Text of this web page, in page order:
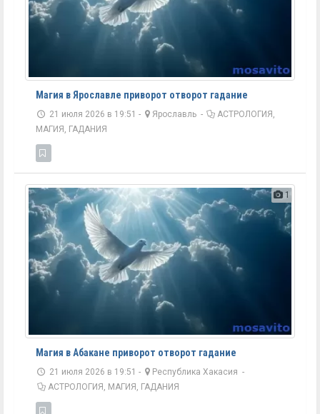
Магия в Ярославле приворот отворот гадание
21 июля 2026 в 19:51 - Ярославль -
АСТРОЛОГИЯ,
МАГИЯ, ГАДАНИЯ
1
Магия в Абакане приворот отворот гадание
21 июля 2026 в 19:51 - Республика Хакасия -
АСТРОЛОГИЯ, МАГИЯ, ГАДАНИЯ